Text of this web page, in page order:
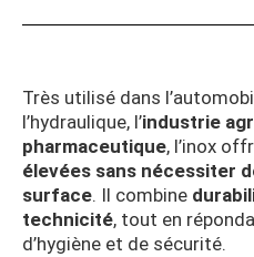
Très utilisé dans
l’hydraulique, l’industrie
pharmaceutique, l’inox
élevées sans nécessiter
surface. Il combine
technicité, tout en
d’hygiène et de sécurité.